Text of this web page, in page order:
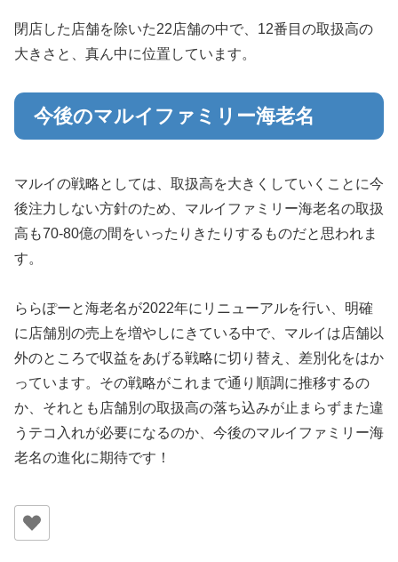
閉店した店舗を除いた22店舗の中で、12番目の取扱高の
大きさと、真ん中に位置しています。
今後のマルイファミリー海老名
マルイの戦略としては、取扱高を大きくしていくことに今
後注力しない方針のため、マルイファミリー海老名の取扱
高も70-80億の間をいったりきたりするものだと思われま
す。
ららぽーと海老名が2022年にリニューアルを行い、明確
に店舗別の売上を増やしにきている中で、マルイは店舗以
外のところで収益をあげる戦略に切り替え、差別化をはか
っています。その戦略がこれまで通り順調に推移するの
か、それとも店舗別の取扱高の落ち込みが止まらずまた違
うテコ入れが必要になるのか、今後のマルイファミリー海
老名の進化に期待です！